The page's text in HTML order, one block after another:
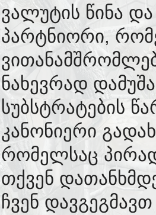
ვალუტის წინა და
პარტნიორი,
ნახევრად
სუბსტრატების
კანონიერი
რომელსაც
თქვენ
ჩვენ